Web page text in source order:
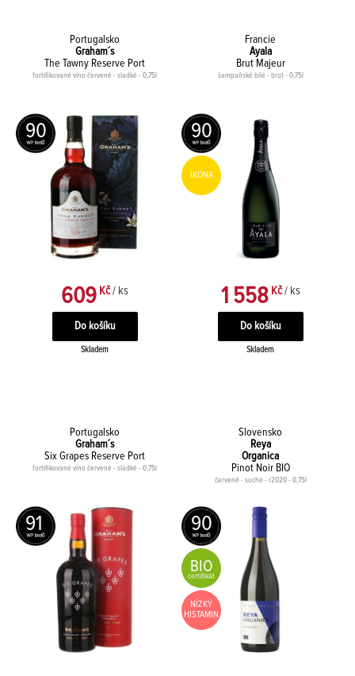
Portugalsko
Graham´s
The Tawny Reserve Port
fortifikované víno červené - sladké - 0,75l
90
609 Kč / ks
Skladem
Francie
Ayala
Brut Majeur
šampaňské bílé - brut - 0,75l
90
IKONA
1 558Kč / ks
Skladem
Portugalsko
Graham´s
Six Grapes Reserve Port
fortifikované víno červené - sladké - 0,75l
91
Slovensko
Reya
Organica
Pinot Noir BIO
červené - suché - r2020 - 0,75l
90
BIO
certifikát
NÍZKÝ
HISTAMIN